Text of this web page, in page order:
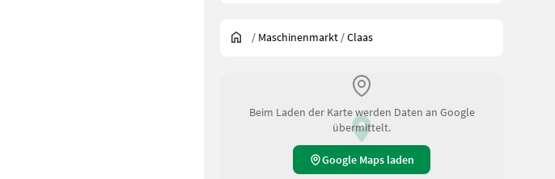
/ Maschinenmarkt /Claas
Beim Laden der Karte werden Daten an Google
übermittelt.
Google Maps laden